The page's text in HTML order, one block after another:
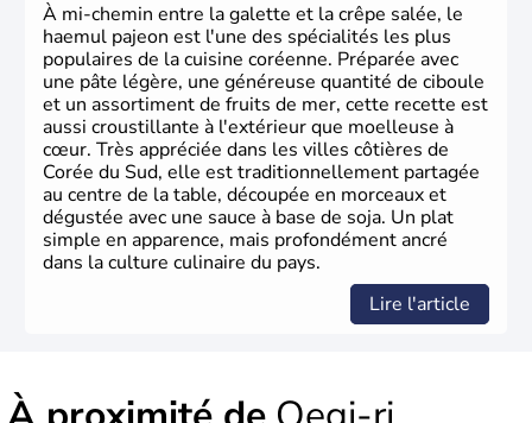
À mi-chemin entre la galette et la crêpe salée, le
haemul pajeon est l'une des spécialités les plus
populaires de la cuisine coréenne. Préparée avec
une pâte légère, une généreuse quantité de ciboule
et un assortiment de fruits de mer, cette recette est
aussi croustillante à l'extérieur que moelleuse à
cœur. Très appréciée dans les villes côtières de
Corée du Sud, elle est traditionnellement partagée
au centre de la table, découpée en morceaux et
dégustée avec une sauce à base de soja. Un plat
simple en apparence, mais profondément ancré
dans la culture culinaire du pays.
Lire l'article